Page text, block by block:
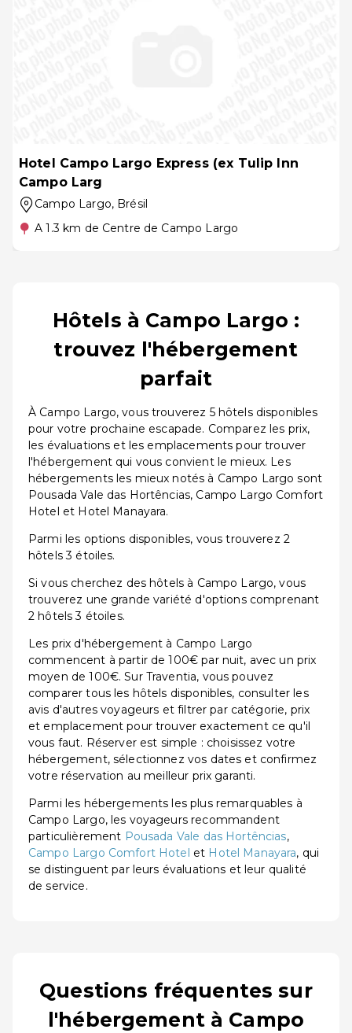
Hotel Campo Largo Express (ex Tulip Inn
Campo Larg
Campo Largo, Brésil
A 1.3 km de Centre de Campo Largo
Hôtels à Campo Largo :
trouvez l'hébergement
parfait
À Campo Largo, vous trouverez 5 hôtels disponibles
pour votre prochaine escapade. Comparez les prix,
les évaluations et les emplacements pour trouver
l'hébergement qui vous convient le mieux. Les
hébergements les mieux notés à Campo Largo sont
Pousada Vale das Hortências, Campo Largo Comfort
Hotel et Hotel Manayara.
Parmi les options disponibles, vous trouverez 2
hôtels 3 étoiles.
Si vous cherchez des hôtels à Campo Largo, vous
trouverez une grande variété d'options comprenant
2 hôtels 3 étoiles.
Les prix d'hébergement à Campo Largo
commencent à partir de 100€ par nuit, avec un prix
moyen de 100€. Sur Traventia, vous pouvez
comparer tous les hôtels disponibles, consulter les
avis d'autres voyageurs et filtrer par catégorie, prix
et emplacement pour trouver exactement ce qu'il
vous faut. Réserver est simple : choisissez votre
hébergement, sélectionnez vos dates et confirmez
votre réservation au meilleur prix garanti.
Parmi les hébergements les plus remarquables à
Campo Largo, les voyageurs recommandent
particulièrement Pousada Vale das Hortências,
Campo Largo Comfort Hotel et Hotel Manayara, qui
se distinguent par leurs évaluations et leur qualité
de service.
Questions fréquentes sur
l'hébergement à Campo